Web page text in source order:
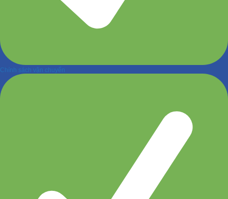
Chính sách vận chuyển